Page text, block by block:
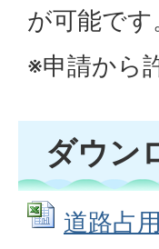
が可能です
※申請から
ダウン
道路占